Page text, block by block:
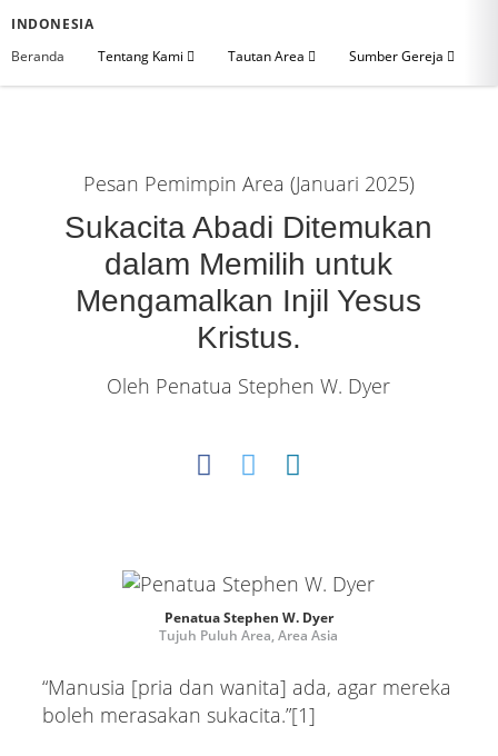
INDONESIA
Beranda
Tentang Kami Tautan Area Sumber Gereja
Pesan Pemimpin Area (Januari 2025)
Sukacita Abadi Ditemukan
dalam Memilih untuk
Mengamalkan Injil Yesus
Kristus.
Oleh Penatua Stephen W. Dyer
Penatua Stephen W. Dyer
Tujuh Puluh Area, Area Asia
“Manusia [pria dan wanita] ada, agar mereka
boleh merasakan sukacita.”[1]